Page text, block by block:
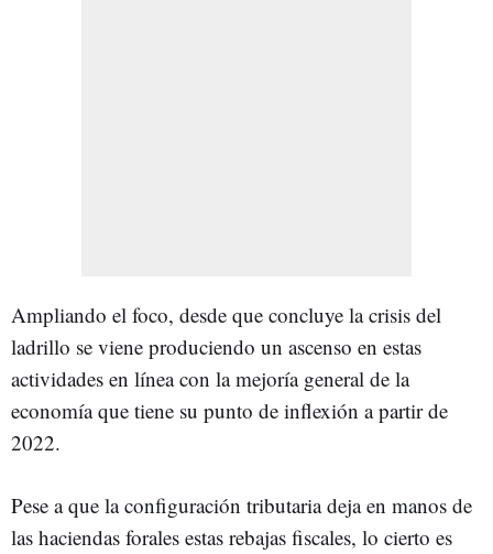
Ampliando el foco, desde que concluye la crisis del
ladrillo se viene produciendo un ascenso en estas
actividades en línea con la mejoría general de la
economía que tiene su punto de inflexión a partir de
2022.
Pese a que la configuración tributaria deja en manos de
las haciendas forales estas rebajas fiscales, lo cierto es